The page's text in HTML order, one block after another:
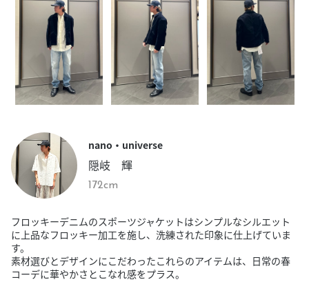
nano・universe
隠岐 輝
172cm
フロッキーデニムのスポーツジャケットはシンプルなシルエット
に上品なフロッキー加工を施し、洗練された印象に仕上げていま
す。
素材選びとデザインにこだわったこれらのアイテムは、日常の春
コーデに華やかさとこなれ感をプラス。